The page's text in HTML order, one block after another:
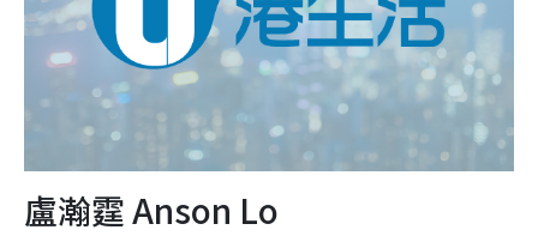
盧瀚霆 Anson Lo